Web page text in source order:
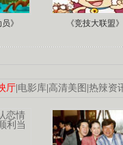
》 《竞技大联盟》
厅|电影库|高清美图 |热辣资